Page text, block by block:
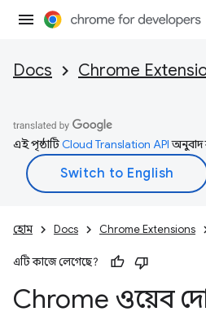
Docs Chrome
এই পৃষ্ঠাটিCloud Translation APIঅনুবাদ
হোম Docs Chrome Extensions
এটি কাজে লেগেছে?
Chrome ওয়েব